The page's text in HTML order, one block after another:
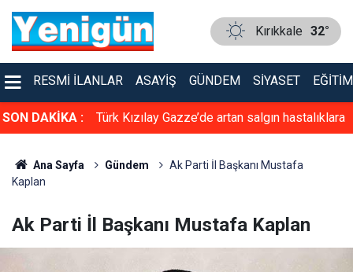
Kırıkkale 32°
RESMI İLANLAR ASAYIŞ GÜNDEM SIYASET EĞITIM
SON DAKİKA : Türk Kızılay Gazze’de artan salgın hastalıklara
Ana Sayfa Gündem
Ak Parti İl Başkanı Mustafa
Kaplan
Ak Parti İl Başkanı Mustafa Kaplan